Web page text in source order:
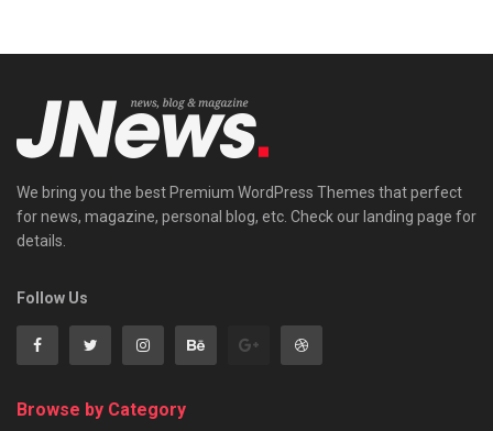
We bring you the best Premium WordPress Themes that perfect
for news, magazine, personal blog, etc. Check our landing page for
details.
Follow Us
Browse by Category